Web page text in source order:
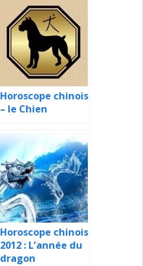
Horoscope chinois
– le Chien
Horoscope chinois
2012 : L’année du
dragon